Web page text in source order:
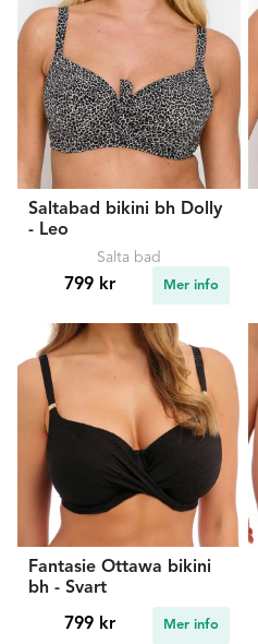
Saltabad bikini bh Dolly
- Leo
Salta bad
799 kr Mer info
Fantasie Ottawa bikini
bh - Svart
799 kr Mer info